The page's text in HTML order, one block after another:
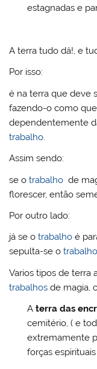
estagnadas e
A terra tudo dá!, e
Por isso:
é na terra que deve
fazendo-o como
dependentemente
trabalho.
Assim sendo:
se otrabalho de
florescer, então
Por outro lado:
já se otrabalho é
sepulta-se otrabalho
Varios tipos de terra
trabalhos de magia,
Aterra das
cemitério, ( e
extremamente
forças